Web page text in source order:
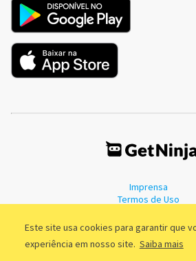
Este site usa cookies para garantir que
experiência em nosso site. Saiba mais
Imprensa
Termos de Uso